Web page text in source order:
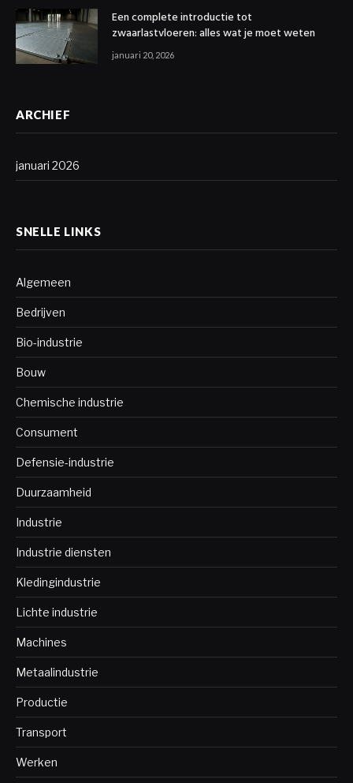
Een complete introductie tot
zwaarlastvloeren: alles wat je moet weten
januari 20, 2026
ARCHIEF
januari 2026
SNELLE LINKS
Algemeen
Bedrijven
Bio-industrie
Bouw
Chemische industrie
Consument
Defensie-industrie
Duurzaamheid
Industrie
Industrie diensten
Kledingindustrie
Lichte industrie
Machines
Metaalindustrie
Productie
Transport
Werken